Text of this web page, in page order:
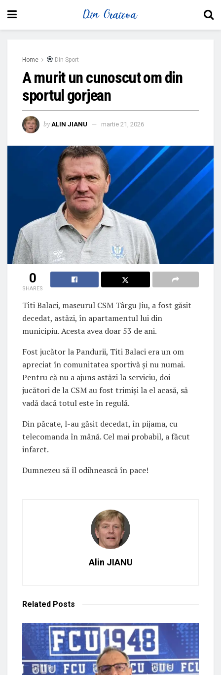
Home Din Sport
A murit un cunoscut om din
sportul gorjean
by ALIN JIANU martie 21, 2026
0
SHARES
Titi Balaci, maseurul CSM Târgu Jiu, a fost găsit
decedat, astăzi, în apartamentul lui din
municipiu. Acesta avea doar 53 de ani.
Fost jucător la Pandurii, Titi Balaci era un om
apreciat în comunitatea sportivă și nu numai.
Pentru că nu a ajuns astăzi la serviciu, doi
jucători de la CSM au fost trimiși la el acasă, să
vadă dacă totul este în regulă.
Din păcate, l-au găsit decedat, în pijama, cu
telecomanda în mână. Cel mai probabil, a făcut
infarct.
Dumnezeu să îl odihnească în pace!
Alin JIANU
Related Posts